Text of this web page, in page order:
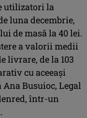
utilizatori la
luna decembrie,
de masă la 40 lei.
a valorii medii
livrare, de la 103
cu aceeași
Busuioc, Legal
într-un